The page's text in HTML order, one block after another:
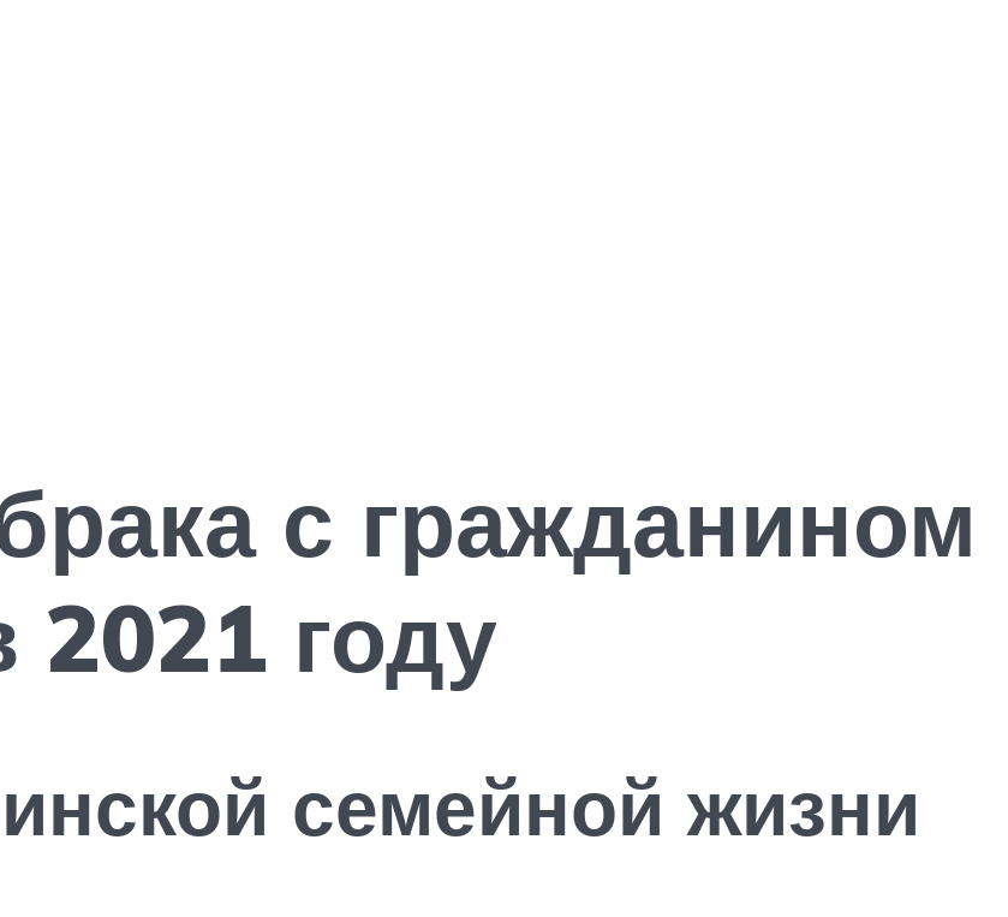
с гражданином
году
семейной жизни